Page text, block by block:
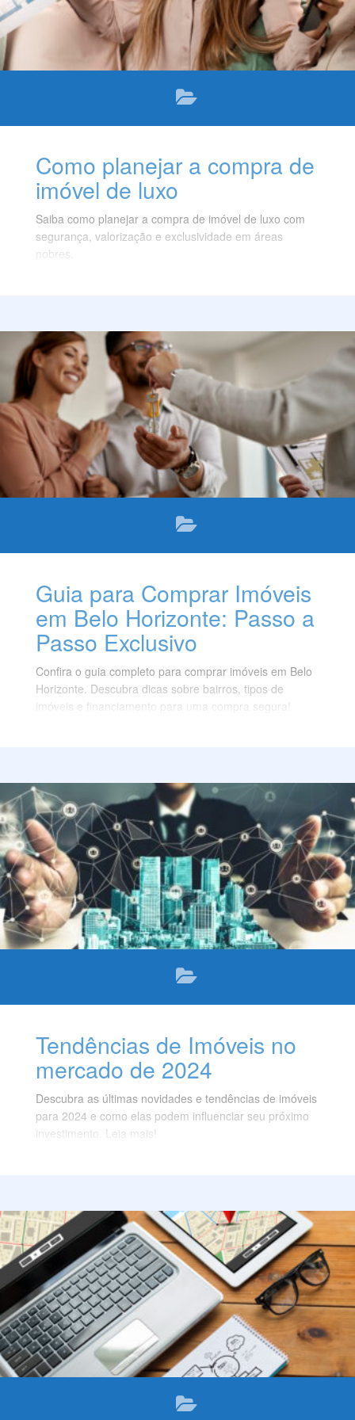
Como planejar a compra de
imóvel de luxo
Saiba como planejar a compra de imóvel de luxo com
segurança, valorização e exclusividade em áreas
nobres.
Guia para Comprar Imóveis
em Belo Horizonte: Passo a
Passo Exclusivo
Confira o guia completo para comprar imóveis em Belo
Horizonte. Descubra dicas sobre bairros, tipos de
imóveis e financiamento para uma compra segura!
Tendências de Imóveis no
mercado de 2024
Descubra as últimas novidades e tendências de imóveis
para 2024 e como elas podem influenciar seu próximo
investimento. Leia mais!